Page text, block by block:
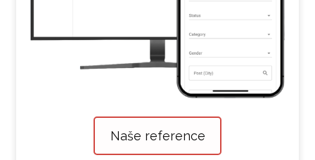
Naše reference